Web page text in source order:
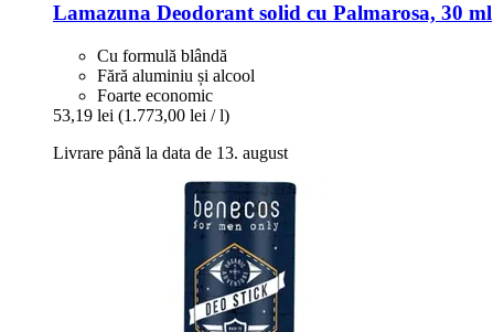
Lamazuna Deodorant solid cu Palmarosa, 30 ml
Cu formulă blândă
Fără aluminiu și alcool
Foarte economic
53,19 lei (1.773,00 lei / l)
Livrare până la data de 13. august